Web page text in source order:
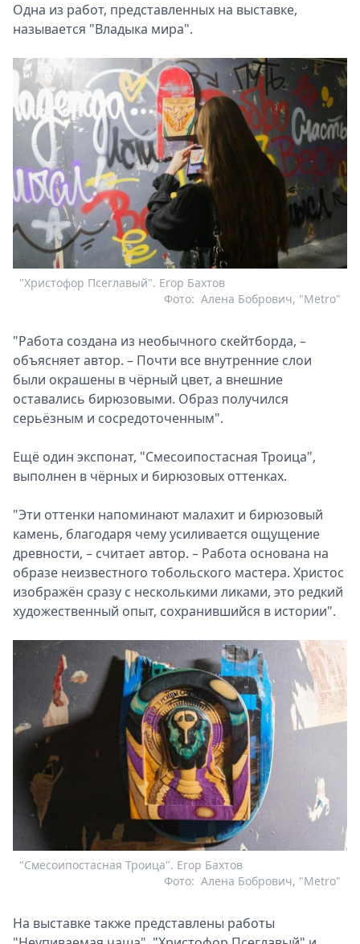
Одна из работ, представленных на выставке,
называется "Владыка мира".
"Христофор Псеглавый". Егор Бахтов
Алена Бобрович, "Metro"
Фото:
"Работа создана из необычного скейтборда, –
объясняет автор. – Почти все внутренние слои
были окрашены в чёрный цвет, а внешние
оставались бирюзовыми. Образ получился
серьёзным и сосредоточенным".
Ещё один экспонат, "Смесоипостасная Троица",
выполнен в чёрных и бирюзовых оттенках.
"Эти оттенки напоминают малахит и бирюзовый
камень, благодаря чему усиливается ощущение
древности, – считает автор. – Работа основана на
образе неизвестного тобольского мастера. Христос
изображён сразу с несколькими ликами, это редкий
художественный опыт, сохранившийся в истории".
"Смесоипостасная Троица". Егор Бахтов
Алена Бобрович, "Metro"
Фото:
На выставке также представлены работы